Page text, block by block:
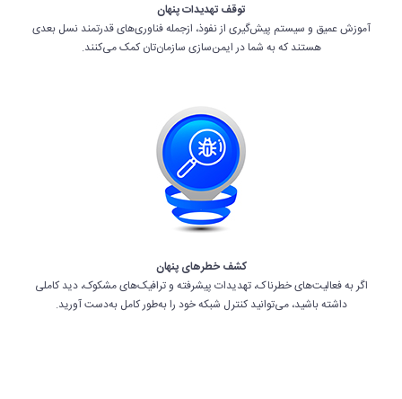
توقف تهدیدات پنهان
آموزش عمیق و سیستم پیش‌گیری از نفوذ، ازجمله فناوری‌های قدرتمند نسل بعدی
هستند که به شما در ایمن‌سازی سازمان‌تان کمک می‌کنند.
کشف خطرهای پنهان
اگر به فعالیت‌های خطرناک، تهدیدات پیشرفته و ترافیک‌های مشکوک، دید کاملی
داشته باشید، می‌توانید کنترل شبکه خود را به‌طور کامل به‌دست آورید.